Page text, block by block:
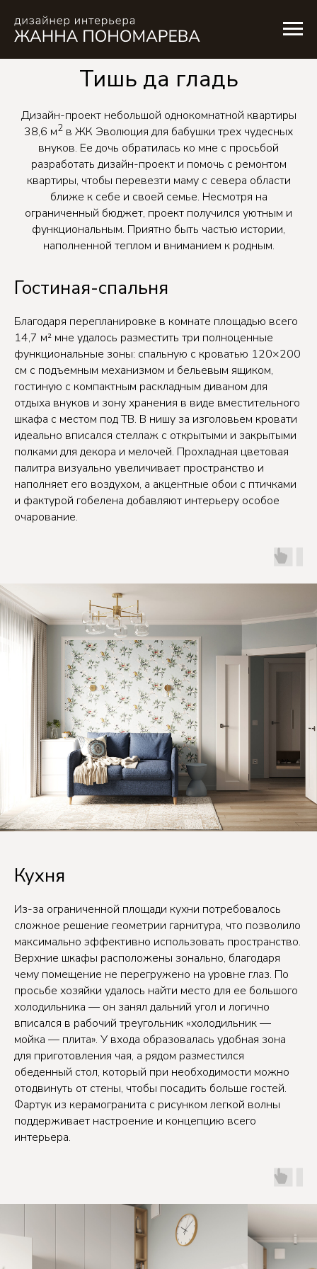
Тишь да гладь
Дизайн-проект небольшой однокомнатной квартиры
38,6 м2 в ЖК Эволюция для бабушки трех чудесных
внуков. Ее дочь обратилась ко мне с просьбой
разработать дизайн-проект и помочь с ремонтом
квартиры, чтобы перевезти маму с севера области
ближе к себе и своей семье. Несмотря на
ограниченный бюджет, проект получился уютным и
функциональным. Приятно быть частью истории,
наполненной теплом и вниманием к родным.
Гостиная-спальня
Благодаря перепланировке в комнате площадью всего
14,7 м² мне удалось разместить три полноценные
функциональные зоны: спальную с кроватью 120×200
см с подъемным механизмом и бельевым ящиком,
гостиную с компактным раскладным диваном для
отдыха внуков и зону хранения в виде вместительного
шкафа с местом под ТВ. В нишу за изголовьем кровати
идеально вписался стеллаж с открытыми и закрытыми
полками для декора и мелочей. Прохладная цветовая
палитра визуально увеличивает пространство и
наполняет его воздухом, а акцентные обои с птичками
и фактурой гобелена добавляют интерьеру особое
очарование.
Кухня
Из-за ограниченной площади кухни потребовалось
сложное решение геометрии гарнитура, что позволило
максимально эффективно использовать пространство.
Верхние шкафы расположены зонально, благодаря
чему помещение не перегружено на уровне глаз. По
просьбе хозяйки удалось найти место для ее большого
холодильника — он занял дальний угол и логично
вписался в рабочий треугольник «холодильник —
мойка — плита». У входа образовалась удобная зона
для приготовления чая, а рядом разместился
обеденный стол, который при необходимости можно
отодвинуть от стены, чтобы посадить больше гостей.
Фартук из керамогранита с рисунком легкой волны
поддерживает настроение и концепцию всего
интерьера.